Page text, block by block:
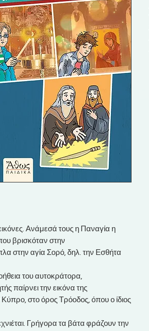
Ανάμεσά τους η Παναγία η
βρισκόταν στην
στην αγία Σορό, δηλ. την Εσθήτα
του αυτοκράτορα,
παίρνει την εικόνα της
Κύπρο, στο όρος Τρόοδος, όπου ο ίδιος
Γρήγορα τα βάτα φράζουν την